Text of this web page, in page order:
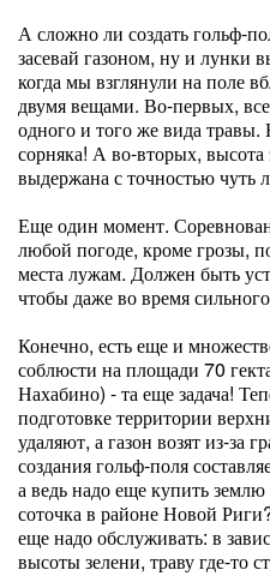
А сложно ли создать гольф-
засевай газоном, ну и
когда мы взглянули на поле
двумя вещами. Во-первых, все
одного и того же вида травы.
сорняка! А во-вторых, высота
выдержана с точностью чуть
Еще один момент.
любой погоде, кроме грозы,
места лужам. Должен быть
чтобы даже во время
Конечно, есть еще и
соблюсти на площади 70
Нахабино) - та еще задача!
подготовке территории
удаляют, а газон возят из-за
создания гольф-поля
а ведь надо еще купить землю
соточка в районе Новой
еще надо обслуживать: в
высоты зелени, траву где-то